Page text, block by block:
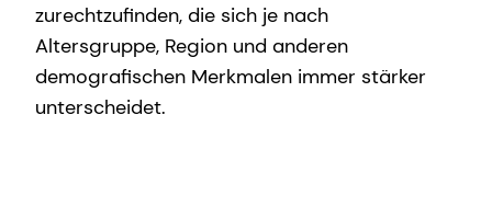
zurechtzufinden, die sich je nach
Altersgruppe, Region und anderen
demografischen Merkmalen immer stärker
unterscheidet.